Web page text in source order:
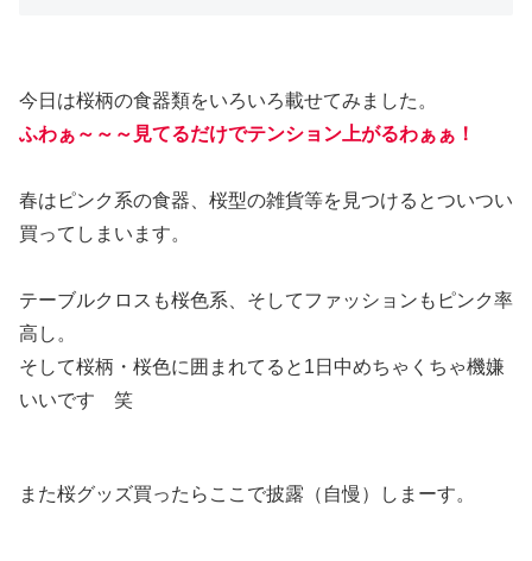
今日は桜柄の食器類をいろいろ載せてみました。
ふわぁ～～～見てるだけでテンション上がるわぁぁ！
春はピンク系の食器、桜型の雑貨等を見つけるとついつい
買ってしまいます。
テーブルクロスも桜色系、そしてファッションもピンク率
高し。
そして桜柄・桜色に囲まれてると1日中めちゃくちゃ機嫌
いいです 笑
また桜グッズ買ったらここで披露（自慢）しまーす。